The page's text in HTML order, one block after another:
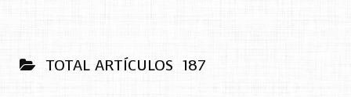
TOTAL ARTÍCULOS 216